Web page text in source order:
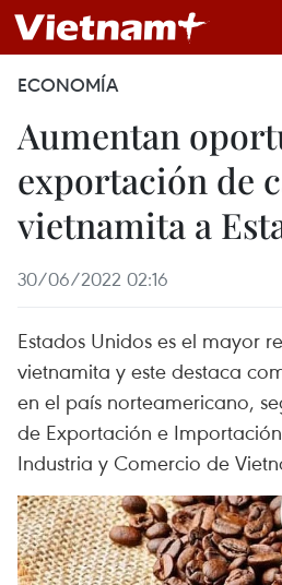
ECONOMÍA
Aumentan
exportación de
vietnamita a
30/06/2022 02:16
Estados Unidos es el mayor
vietnamita y este destaca
en el país norteamericano,
de Exportación e
Industria y Comercio de